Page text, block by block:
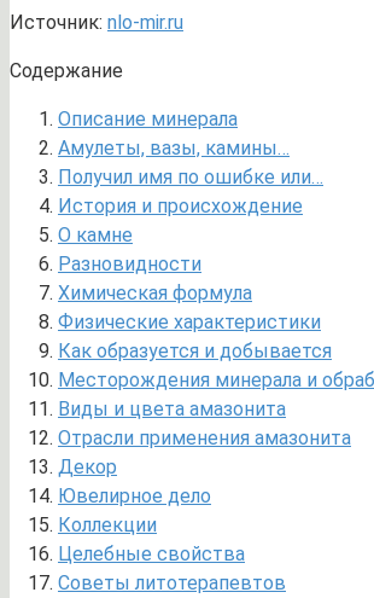
Источник: nlo-mir.ru
Содержание
Описание минерала
Амулеты, вазы, камины…
Получил имя по ошибке или…
История и происхождение
О камне
Разновидности
Химическая формула
Физические характеристики
Как образуется и добывается
Месторождения минерала и
Виды и цвета амазонита
Отрасли применения амазонита
Декор
Ювелирное дело
Коллекции
Целебные свойства
Советы литотерапевтов